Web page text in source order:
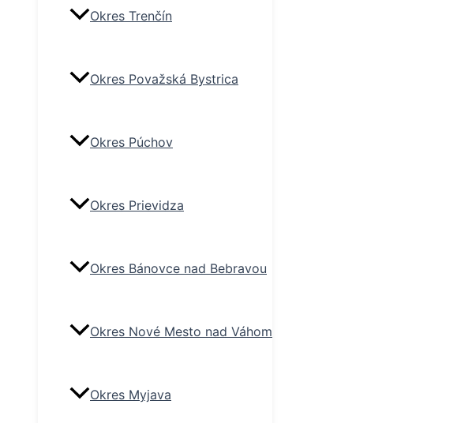
Okres Trenčín
Okres Považská Bystrica
Okres Púchov
Okres Prievidza
Okres Bánovce nad Bebravou
Okres Nové Mesto nad Váhom
Okres Myjava